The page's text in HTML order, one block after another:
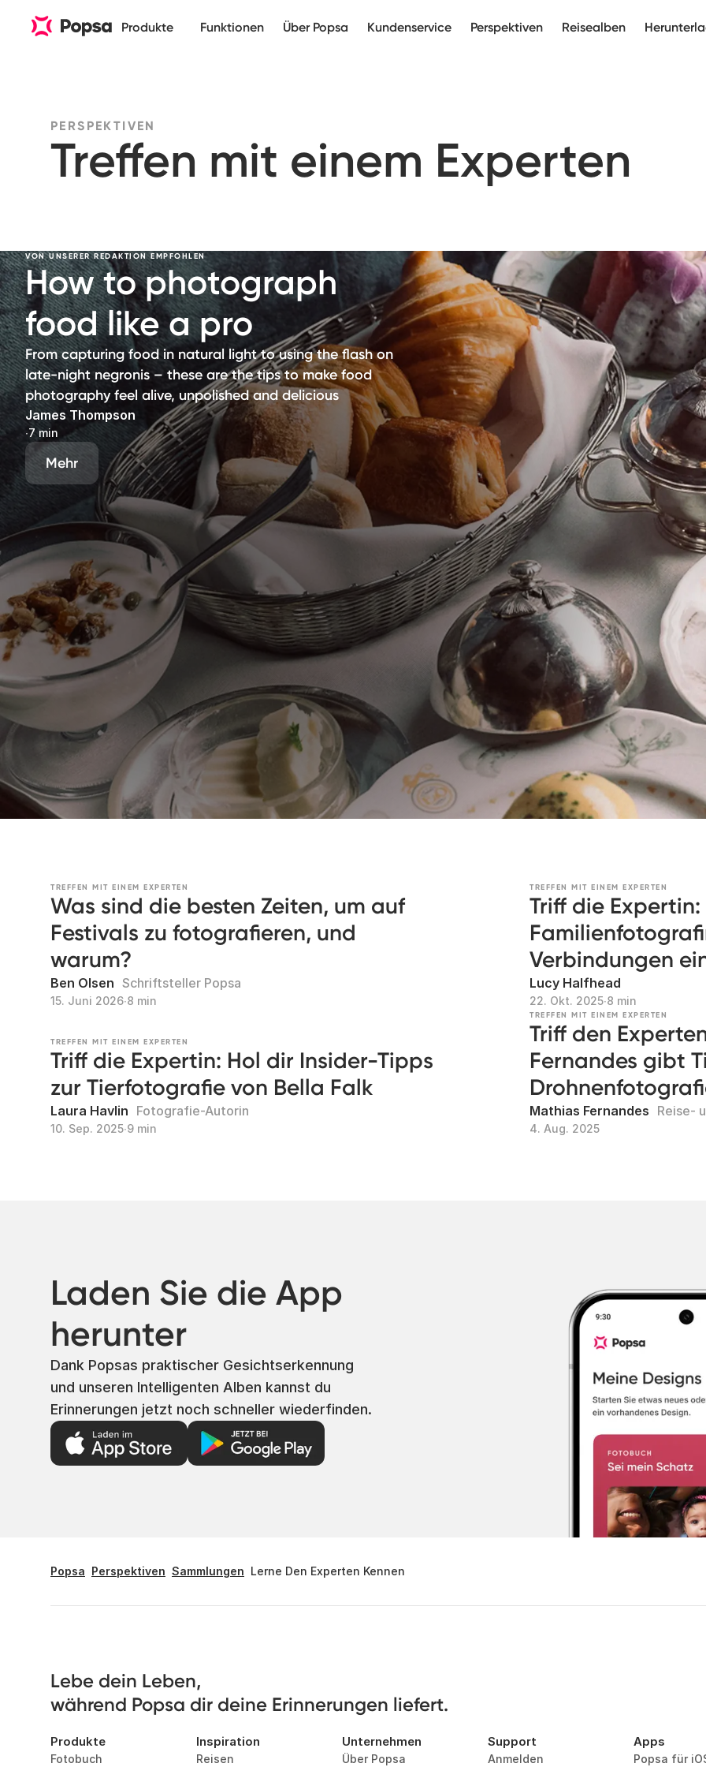
Produkte Funktionen Über Popsa Kundenservice Perspektiven Reisealben
PERSPEKTIVEN
Treffen mit einem Experten
VON UNSERER REDAKTION EMPFOHLEN
How to photograph
food like a pro
From capturing food in natural light to using the flash on
late-night negronis – these are the tips to make food
photography feel alive, unpolished and delicious
James Thompson
∙7 min
Mehr
TREFFEN MIT EINEM EXPERTEN
Was sind die besten Zeiten, um auf
Festivals zu fotografieren, und
warum?
Ben Olsen Schriftsteller Popsa
15. Juni 2026∙8 min
TREFFEN MIT EINEM EXPERTEN
Triff die
Verbindungen
Lucy Halfhead
22. Okt. 2025∙8 min
TREFFEN MIT EINEM EXPERTEN
Triff die Expertin: Hol dir Insider-Tipps
zur Tierfotografie von Bella Falk
Laura Havlin Fotografie-Autorin
10. Sep. 2025∙9 min
TREFFEN MIT EINEM EXPERTEN
Triff den
Fernandes gibt
Mathias Fernandes Reise-
4. Aug. 2025
Laden Sie die App
herunter
Dank Popsas praktischer Gesichtserkennung
und unseren Intelligenten Alben kannst du
Erinnerungen jetzt noch schneller wiederfinden.
Popsa Perspektiven Sammlungen Lerne Den Experten Kennen
Lebe dein Leben,
während Popsa dir deine Erinnerungen liefert.
Produkte
Fotobuch
Inspiration
Reisen
Unternehmen
Über Popsa
Support
Anmelden
Apps
Popsa für